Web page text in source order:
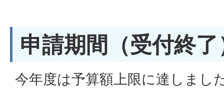
申請期間（受付終了
今年度は予算額上限に達しまし